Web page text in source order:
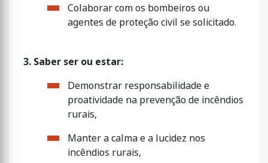
Colaborar com os bombeiros ou
agentes de proteção civil se solicitado.
3. Saber ser ou estar:
Demonstrar responsabilidade e
proatividade na prevenção de incêndios
rurais,
Manter a calma e a lucidez nos
incêndios rurais,